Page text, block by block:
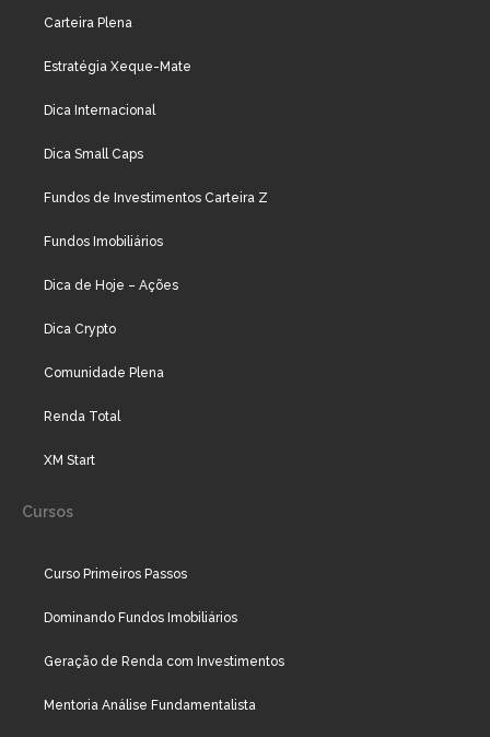
Carteira Plena
Estratégia Xeque-Mate
Dica Internacional
Dica Small Caps
Fundos de Investimentos Carteira Z
Fundos Imobiliários
Dica de Hoje – Ações
Dica Crypto
Comunidade Plena
Renda Total
XM Start
Cursos
Curso Primeiros Passos
Dominando Fundos Imobiliários
Geração de Renda com Investimentos
Mentoria Análise Fundamentalista